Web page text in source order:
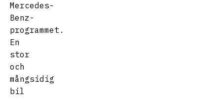
Mercedes-
Benz-
programmet.
En
stor
och
mångsidig
bil